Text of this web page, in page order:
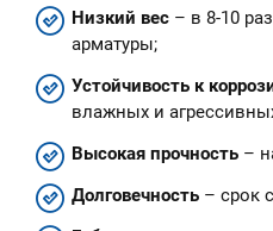
Низкий вес – в 8-10
арматуры;
Устойчивость к
влажных и
Высокая прочность –
Долговечность – срок